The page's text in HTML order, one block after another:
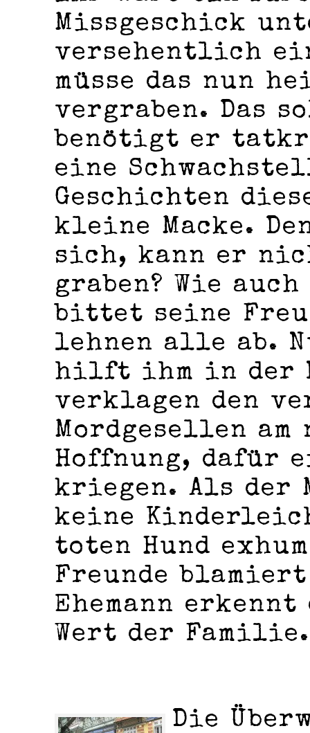
Missgeschick
versehentlich
müsse das nun
vergraben. Das
benötigt er
eine
Geschichten
kleine Macke.
sich, kann er
graben? Wie
bittet seine
lehnen alle ab.
hilft ihm in der
verklagen den
Mordgesellen
Hoffnung, dafür
kriegen. Als der
keine
toten Hund
Freunde
Ehemann
Wert der Familie.
Die